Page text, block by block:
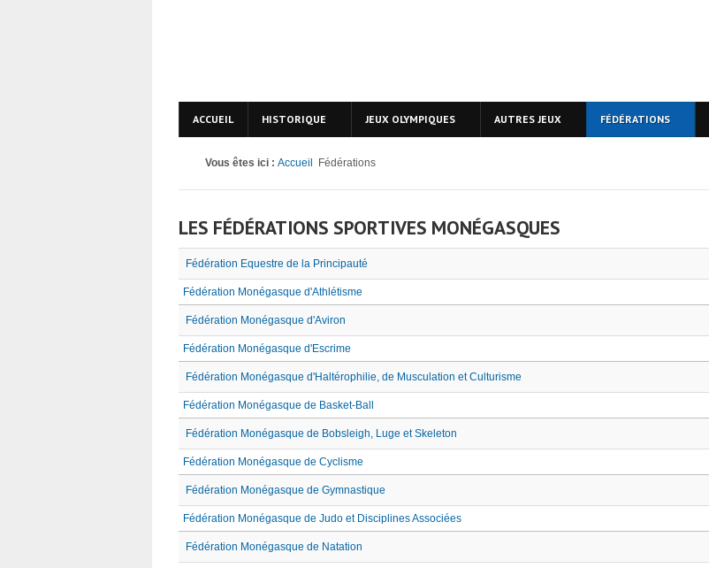
ACCUEIL HISTORIQUE JEUX OLYMPIQUES AUTRES JEUX FÉDÉRATIONS
Vous êtes ici : Accueil Fédérations
LES FÉDÉRATIONS SPORTIVES MONÉGASQUES
Fédération Equestre de la Principauté
Fédération Monégasque d'Athlétisme
Fédération Monégasque d'Aviron
Fédération Monégasque d'Escrime
Fédération Monégasque d'Haltérophilie, de Musculation et Culturisme
Fédération Monégasque de Basket-Ball
Fédération Monégasque de Bobsleigh, Luge et Skeleton
Fédération Monégasque de Cyclisme
Fédération Monégasque de Gymnastique
Fédération Monégasque de Judo et Disciplines Associées
Fédération Monégasque de Natation